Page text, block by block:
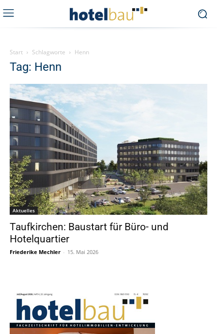
Start Schlagworte Henn
Tag: Henn
Aktuelles
Taufkirchen: Baustart für Büro- und
Hotelquartier
Friederike Mechler - 15. Mai 2026